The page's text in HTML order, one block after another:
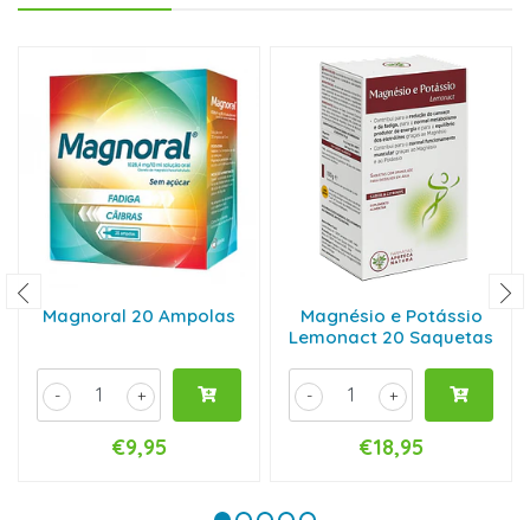
Magnoral 20 Ampolas
+
-
€9,95
Magnésio e Potássio
Lemonact 20 Saquetas
+
-
€18,95